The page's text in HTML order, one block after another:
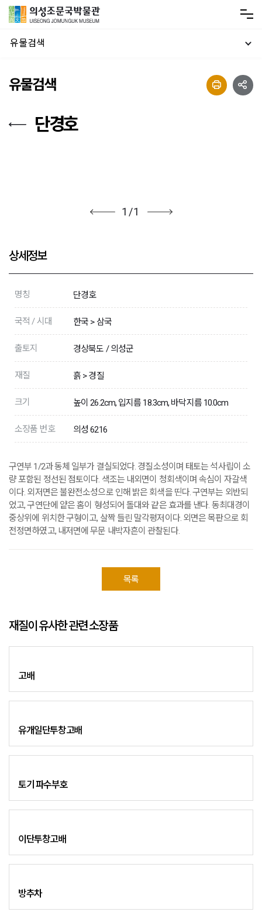
유물검색
유물검색
단경호
1 /1
상세정보
명칭 단경호
국적 / 시대 한국 > 삼국
출토지 경상북도 / 의성군
재질 흙 > 경질
크기 높이 26.2cm, 입지름 18.3cm, 바닥지름 10.0cm
소장품 번호 의성 6216
구연부 1/2과 동체 일부가 결실되었다. 경질소성이며 태토는 석사립이 소
량 포함된 정선된 점토이다. 색조는 내외면이 청회색이며 속심이 자갈색
이다. 외저면은 불완전소성으로 인해 밝은 회색을 띤다. 구연부는 외반되
었고, 구연단에 얕은 홈이 형성되어 돌대와 같은 효과를 낸다. 동최대경이
중상위에 위치한 구형이고, 살짝 들린 말각평저이다. 외면은 목판으로 회
전정면하였고, 내저면에 무문 내박자흔이 관찰된다.
목록
재질이 유사한 관련 소장품
고배
유개일단투창고배
토기 파수부호
이단투창고배
방추차